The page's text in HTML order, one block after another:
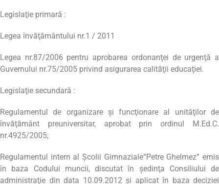
Legislaţie primară :
Legea învăţământului nr.1 / 2011
Legea nr.87/2006 pentru aprobarea ordonanţei de urgenţă a
Guvernului nr.75/2005 privind asigurarea calităţii educaţiei.
Legislaţie secundară :
Regulamentul de organizare şi funcţionare al unităţilor de
învăţământ preuniversitar, aprobat prin ordinul M.Ed.C.
nr.4925/2005;
Regulamentul intern al Şcolii Gimnaziale“Petre Ghelmez” emis
în baza Codului muncii, discutat în şedinţa Consiliului de
administraţie din data 10.09.2012 şi aplicat în baza deciziei